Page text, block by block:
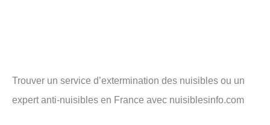
Trouver un service d’extermination des nuisibles ou un
expert anti-nuisibles en France avec nuisiblesinfo.com